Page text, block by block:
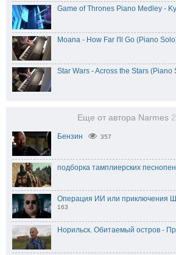
Game of Thrones Piano Medley -
Moana - How Far I'll Go (Piano
Star Wars - Across the Stars (Piano
Еще от автора Narmes
Бензин 357
подборка тамплиерских
Операция ИИ или приключения
163
Норильск. Обитаемый остров -